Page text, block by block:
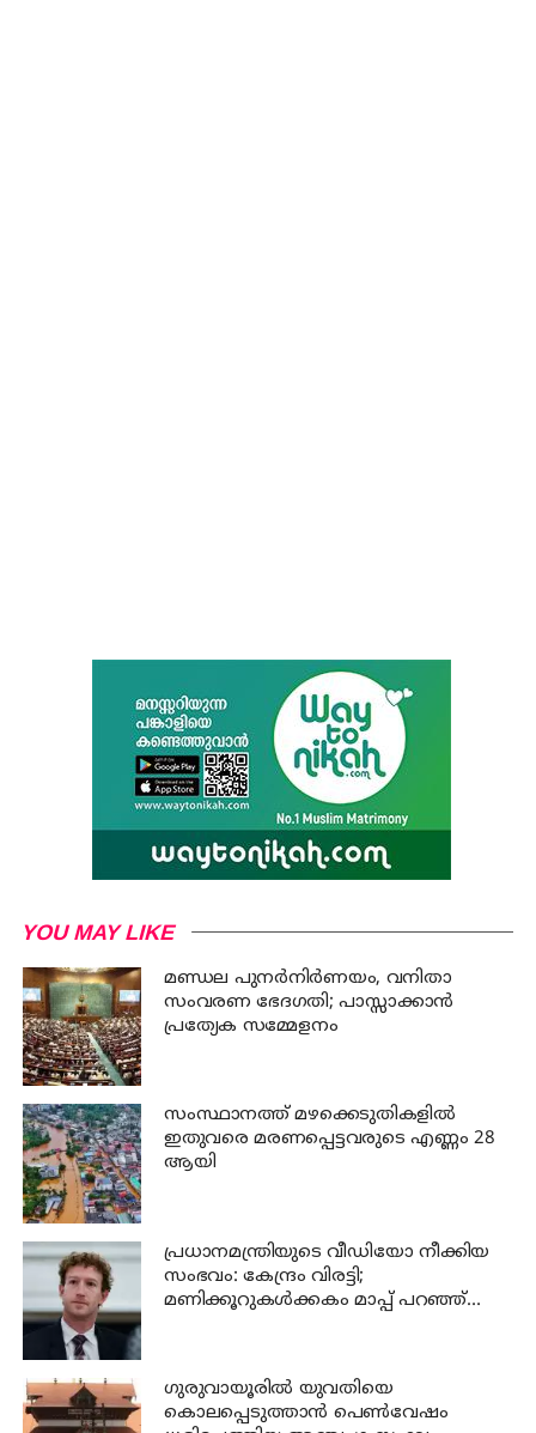
YOU MAY LIKE
മണ്ഡല പുനർനിർണയം, വനിതാ
സംവരണ ഭേദഗതി; പാസ്സാക്കാൻ
പ്രത്യേക സമ്മേളനം
സംസ്ഥാനത്ത് മഴക്കെടുതികളില്‍
ഇതുവരെ മരണപ്പെട്ടവരുടെ എണ്ണം 28
ആയി
പ്രധാനമന്ത്രിയുടെ വീഡിയോ നീക്കിയ
സംഭവം: കേന്ദ്രം വിരട്ടി;
മണിക്കൂറുകൾക്കകം മാപ്പ് പറഞ്ഞ്
ഗുരുവായൂരില്‍ യുവതിയെ
കൊലപ്പെടുത്താന്‍ പെണ്‍വേഷം